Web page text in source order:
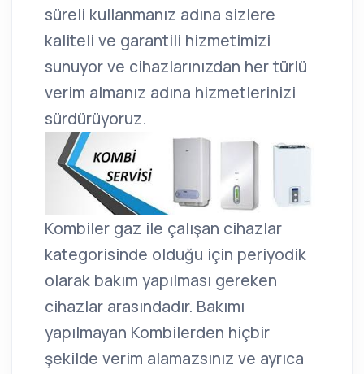
süreli kullanmanız adına sizlere
kaliteli ve garantili hizmetimizi
sunuyor ve cihazlarınızdan her türlü
verim almanız adına hizmetlerinizi
sürdürüyoruz.
Kombiler gaz ile çalışan cihazlar
kategorisinde olduğu için periyodik
olarak bakım yapılması gereken
cihazlar arasındadır. Bakımı
yapılmayan Kombilerden hiçbir
şekilde verim alamazsınız ve ayrıca